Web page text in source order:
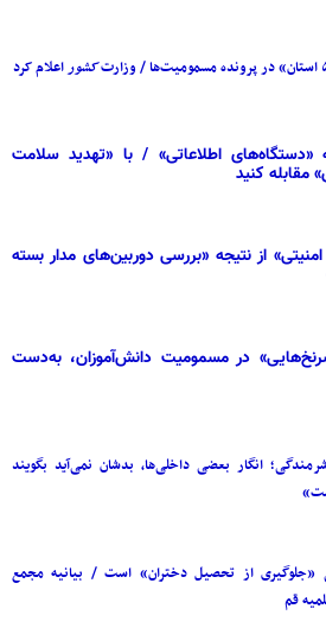
کشوراعلام کرد
«دستگاه‌های اطلاعاتی» / با «تهدید سلامت
کنید
از نتیجه «بررسی دوربین‌های مدار بسته
در مسمومیت دانش‌آموزان، به‌دست
انگار بعضی داخلی‌ها، بدشان نمی‌آید بگویند
«جلوگیری از تحصیل دختران» است / بیانیه مجمع
قم